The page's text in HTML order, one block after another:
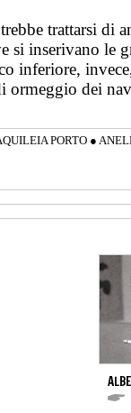
trattarsi di
si inserivano le
inferiore,
ormeggio dei
PORTO ●